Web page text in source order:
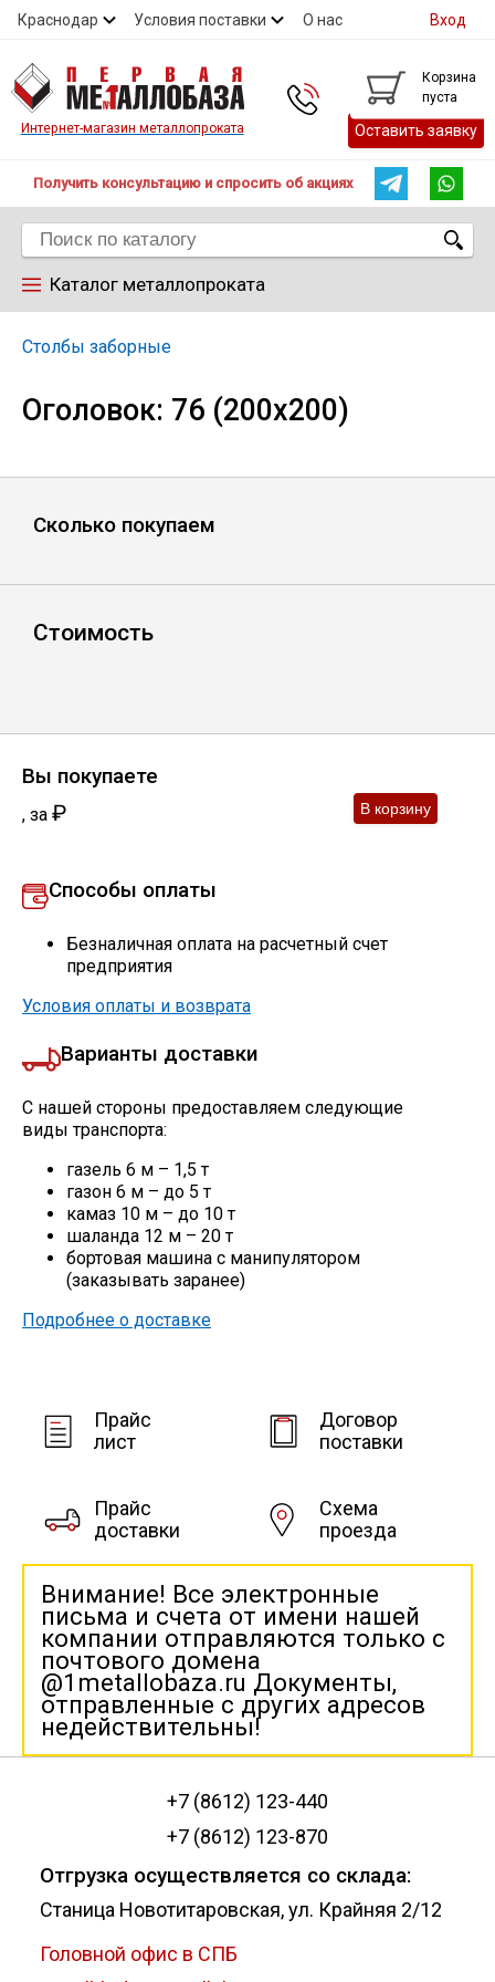
Краснодар Условия поставки О нас
Контакты
Контакты
Вход
Интернет-магазин металлопроката
Корзина
пуста
Оставить заявку
Получить консультацию и спросить об акциях
Каталог металлопроката
Арматура
Труба
Лист
Уголок
Квадрат
Полоса
Сетка кладочная
Столбы заборные
Оголовок: 76 (200x200)
Сколько покупаем
Стоимость
Вы покупаете
, за ₽
Способы оплаты
Безналичная оплата на расчетный счет
предприятия
Условия оплаты и возврата
Варианты доставки
С нашей стороны предоставляем следующие
виды транспорта:
газель 6 м – 1,5 т
газон 6 м – до 5 т
камаз 10 м – до 10 т
шаланда 12 м – 20 т
бортовая машина с манипулятором
(заказывать заранее)
Подробнее о доставке
Прайс
лист
Договор
поставки
Прайс
доставки
Схема
проезда
Внимание! Все электронные
письма и счета от имени нашей
компании отправляются только с
почтового домена
@1metallobaza.ru Документы,
отправленные с других адресов
недействительны!
+7 (8612) 123-440
+7 (8612) 123-870
Отгрузка осуществляется со склада:
Станица Новотитаровская, ул. Крайняя 2/12
Головной офис в СПБ